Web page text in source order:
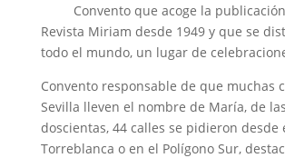
Convento que acoge la
Revista Miriam desde 1949 y que se
todo el mundo, un lugar de
Convento responsable de que muchas
Sevilla lleven el nombre de María, de
doscientas, 44 calles se pidieron desde
Torreblanca o en el Polígono Sur,